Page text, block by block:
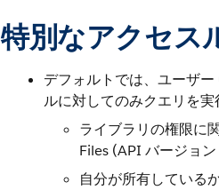
特別なアクセス
デフォルトでは、ユーザ
ルに対してのみクエリを実
ライブラリの権限に
Files (API バージョン
自分が所有している